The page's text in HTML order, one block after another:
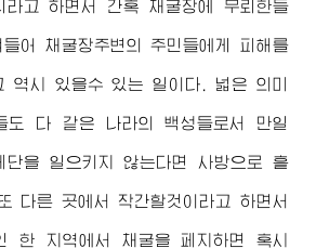
라고 하면서 간혹 채굴장에 무뢰한들
어 채굴장주변의 주민들에게 피해를
역시 있을수 있는 일이다. 넓은 의미
도 다 같은 나라의 백성들로서 만일
단을 일으키지 않는다면 사방으로 흩
다른 곳에서 작간할것이라고 하면서
한 지역에서 채굴을 페지하면 혹시